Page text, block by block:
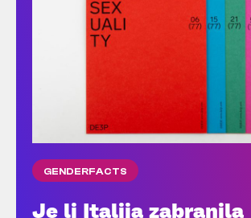
GENDERFACTS
Je li Italija zabranila